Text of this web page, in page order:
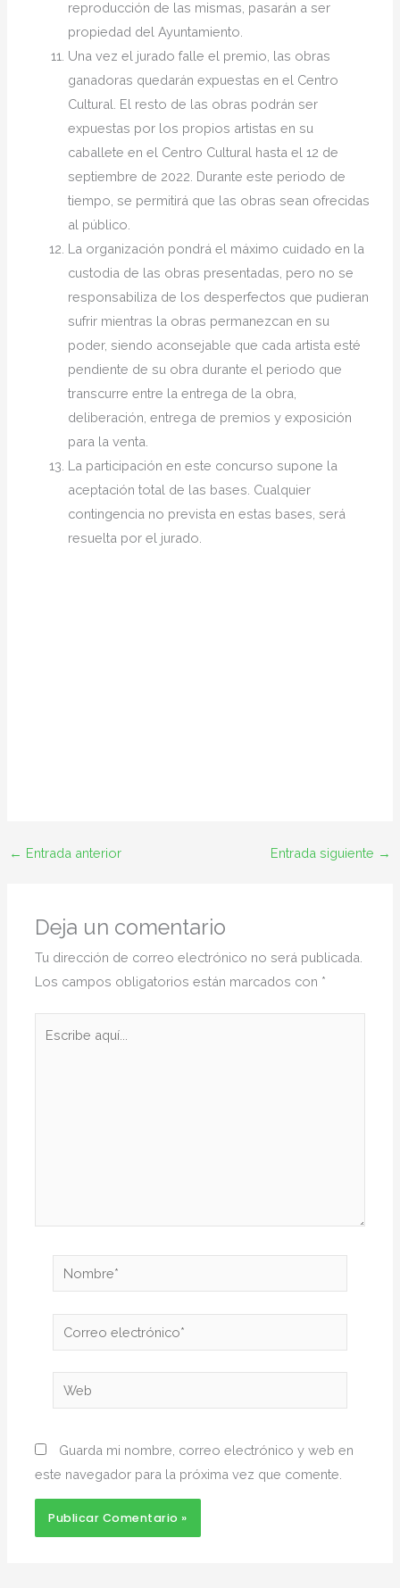
reproducción de las mismas, pasarán a ser
propiedad del Ayuntamiento.
Una vez el jurado falle el premio, las obras
ganadoras quedarán expuestas en el Centro
Cultural. El resto de las obras podrán ser
expuestas por los propios artistas en su
caballete en el Centro Cultural hasta el 12 de
septiembre de 2022. Durante este periodo de
tiempo, se permitirá que las obras sean ofrecidas
al público.
La organización pondrá el máximo cuidado en la
custodia de las obras presentadas, pero no se
responsabiliza de los desperfectos que pudieran
sufrir mientras la obras permanezcan en su
poder, siendo aconsejable que cada artista esté
pendiente de su obra durante el periodo que
transcurre entre la entrega de la obra,
deliberación, entrega de premios y exposición
para la venta.
La participación en este concurso supone la
aceptación total de las bases. Cualquier
contingencia no prevista en estas bases, será
resuelta por el jurado.
← Entrada anterior Entrada siguiente →
Deja un comentario
Tu dirección de correo electrónico no será publicada.
Los campos obligatorios están marcados con *
Nombre*
Correo
electrónico*
Web
Guarda mi nombre, correo electrónico y web en
este navegador para la próxima vez que comente.